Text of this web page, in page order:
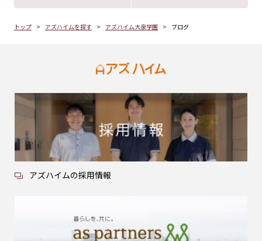
トップ アズハイムを探す アズハイム大泉学園 ブログ
アズハイムの採用情報